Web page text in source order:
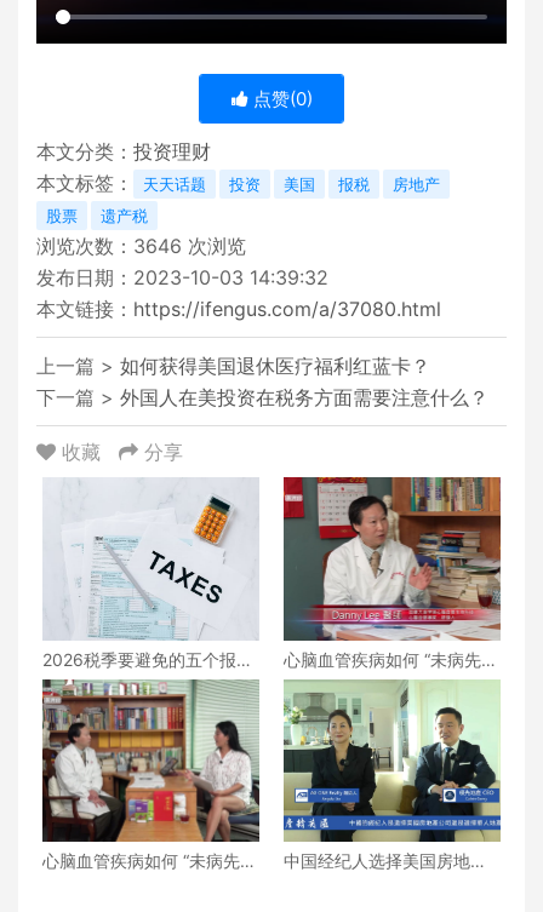
点赞(0)
本文分类： 投资理财
本文标签：
天天话题 投资 美国 报税
房地产
股票
遗产税
浏览次数： 3646 次浏览
发布日期：2023-10-03 14:39:32
本文链接： https://ifengus.com/a/37080.html
上一篇 > 如何获得美国退休医疗福利红蓝卡？
下一篇 > 外国人在美投资在税务方面需要注意什么？
收藏 分享
2026税季要避免的五个报税
错误
心脑血管疾病如何 “未病先
防、既病防变” ？下
心脑血管疾病如何 “未病先
中国经纪人选择美国房地产